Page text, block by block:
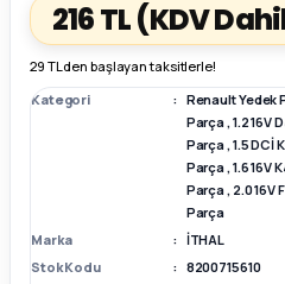
Parça
Parça
216 TL(KDV
29 TL den başlayan taksitlerle!
Kategori
Renault Yedek
Parça,1.2 16V
Parça,1.5 DCİ
Parça,1.6 16V
Parça, 2.0 16V
Parça
Marka
İTHAL
Stok Kodu
8200715610